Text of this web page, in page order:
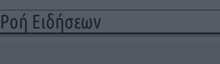
Ροή Ειδήσεων